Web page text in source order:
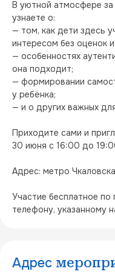
В уютной атмосфере
узнаете о:
— том, как дети здесь
интересом без оценок
— особенностях
она подходит;
— формировании
у ребёнка;
— и о других важных
Приходите сами и
30 июня с 16:00 до
Адрес: метро
Участие бесплатное по
телефону, указанному
Адрес